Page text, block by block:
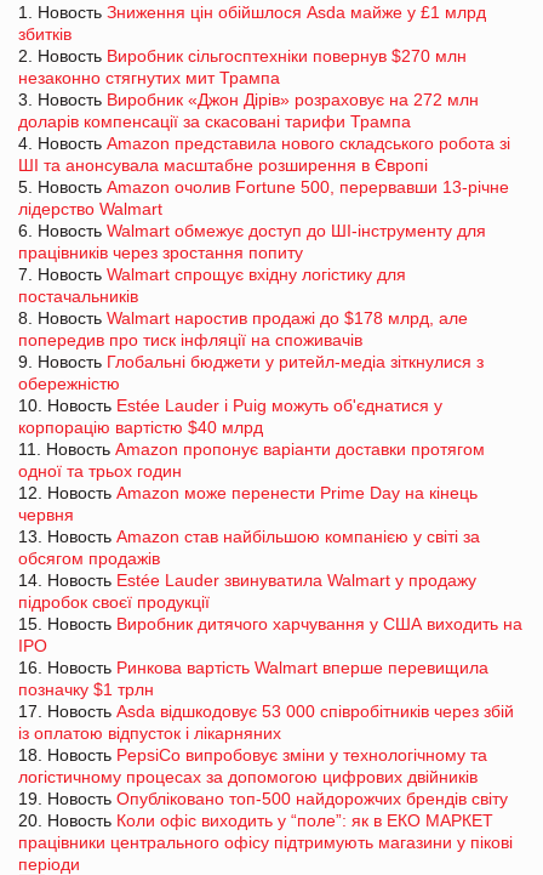
1. Новость Зниження цін обійшлося Asda майже у £1 млрд
збитків
2. Новость Виробник сільгосптехніки повернув $270 млн
незаконно стягнутих мит Трампа
3. Новость Виробник «Джон Дірів» розраховує на 272 млн
доларів компенсації за скасовані тарифи Трампа
4. Новость Amazon представила нового складського робота зі
ШІ та анонсувала масштабне розширення в Європі
5. Новость Amazon очолив Fortune 500, перервавши 13-річне
лідерство Walmart
6. Новость Walmart обмежує доступ до ШІ-інструменту для
працівників через зростання попиту
7. Новость Walmart спрощує вхідну логістику для
постачальників
8. Новость Walmart наростив продажі до $178 млрд, але
попередив про тиск інфляції на споживачів
9. Новость Глобальні бюджети у ритейл-медіа зіткнулися з
обережністю
10. Новость Estée Lauder і Puig можуть об'єднатися у
корпорацію вартістю $40 млрд
11. Новость Amazon пропонує варіанти доставки протягом
одної та трьох годин
12. Новость Amazon може перенести Prime Day на кінець
червня
13. Новость Amazon став найбільшою компанією у світі за
обсягом продажів
14. Новость Estée Lauder звинуватила Walmart у продажу
підробок своєї продукції
15. Новость Виробник дитячого харчування у США виходить на
IPO
16. Новость Ринкова вартість Walmart вперше перевищила
позначку $1 трлн
17. Новость Asda відшкодовує 53 000 співробітників через збій
із оплатою відпусток і лікарняних
18. Новость PepsiCo випробовує зміни у технологічному та
логістичному процесах за допомогою цифрових двійників
19. Новость Опубліковано топ-500 найдорожчих брендів світу
20. Новость Коли офіс виходить у “поле”: як в ЕКО МАРКЕТ
працівники центрального офісу підтримують магазини у пікові
періоди